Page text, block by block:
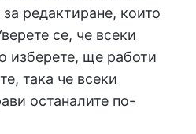
редактиране, които
се, че всеки
изберете, ще работи
така че всеки
останалите по-